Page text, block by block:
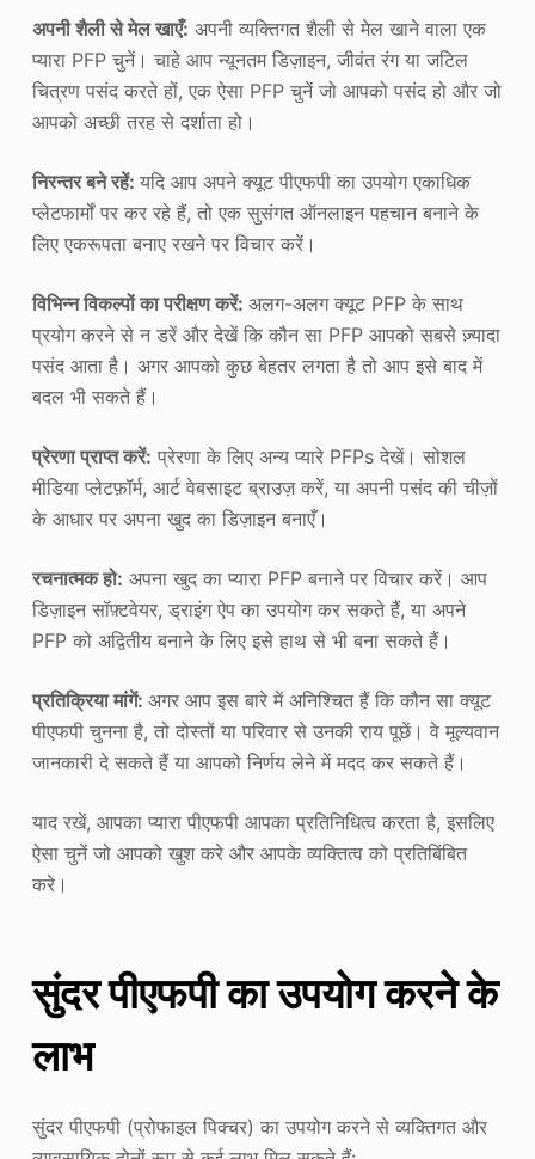
अपनी शैली से मेल खाएँ: अपनी व्यक्तिगत शैली से मेल खाने वाला एक
प्यारा PFP चुनें। चाहे आप न्यूनतम डिज़ाइन, जीवंत रंग या जटिल
चित्रण पसंद करते हों, एक ऐसा PFP चुनें जो आपको पसंद हो और जो
आपको अच्छी तरह से दर्शाता हो।
निरन्तर बने रहें: यदि आप अपने क्यूट पीएफपी का उपयोग एकाधिक
प्लेटफार्मों पर कर रहे हैं, तो एक सुसंगत ऑनलाइन पहचान बनाने के
लिए एकरूपता बनाए रखने पर विचार करें।
विभिन्न विकल्पों का परीक्षण करें: अलग-अलग क्यूट PFP के साथ
प्रयोग करने से न डरें और देखें कि कौन सा PFP आपको सबसे ज़्यादा
पसंद आता है। अगर आपको कुछ बेहतर लगता है तो आप इसे बाद में
बदल भी सकते हैं।
प्रेरणा प्राप्त करें: प्रेरणा के लिए अन्य प्यारे PFPs देखें। सोशल
मीडिया प्लेटफ़ॉर्म, आर्ट वेबसाइट ब्राउज़ करें, या अपनी पसंद की चीज़ों
के आधार पर अपना खुद का डिज़ाइन बनाएँ।
रचनात्मक हो: अपना खुद का प्यारा PFP बनाने पर विचार करें। आप
डिज़ाइन सॉफ़्टवेयर, ड्राइंग ऐप का उपयोग कर सकते हैं, या अपने
PFP को अद्वितीय बनाने के लिए इसे हाथ से भी बना सकते हैं।
प्रतिक्रिया मांगें: अगर आप इस बारे में अनिश्चित हैं कि कौन सा क्यूट
पीएफपी चुनना है, तो दोस्तों या परिवार से उनकी राय पूछें। वे मूल्यवान
जानकारी दे सकते हैं या आपको निर्णय लेने में मदद कर सकते हैं।
याद रखें, आपका प्यारा पीएफपी आपका प्रतिनिधित्व करता है, इसलिए
ऐसा चुनें जो आपको खुश करे और आपके व्यक्तित्व को प्रतिबिंबित
करे।
सुंदर पीएफपी का उपयोग करने के
लाभ
सुंदर पीएफपी (प्रोफाइल पिक्चर) का उपयोग करने से व्यक्तिगत और